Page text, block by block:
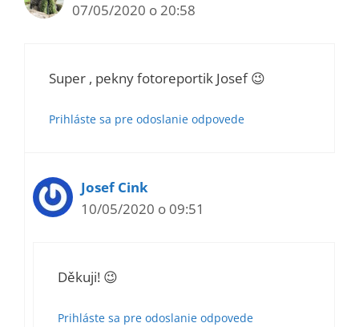
07/05/2020 o 20:58
Super , pekny fotoreportik Josef 😉
Prihláste sa pre odoslanie odpovede
Josef Cink
10/05/2020 o 09:51
Děkuji! 😉
Prihláste sa pre odoslanie odpovede